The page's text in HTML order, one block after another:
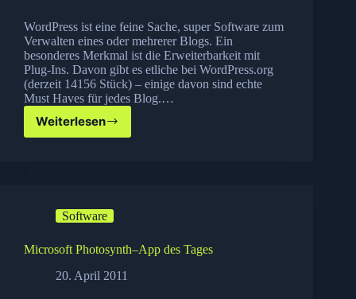
WordPress ist eine feine Sache, super Software zum
Verwalten eines oder mehrerer Blogs. Ein
besonderes Merkmal ist die Erweiterbarkeit mit
Plug-Ins. Davon gibt es etliche bei WordPress.org
(derzeit 14156 Stück) – einige davon sind echte
Must Haves für jedes Blog.…
Weiterlesen
Top
Plug-
Software
Microsoft Photosynth–App des Tages
20. April 2011